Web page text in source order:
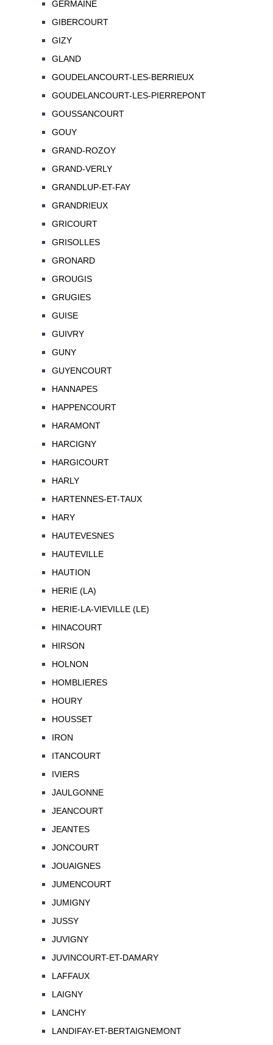
GERMAINE
GIBERCOURT
GIZY
GLAND
GOUDELANCOURT-LES-BERRIEUX
GOUDELANCOURT-LES-PIERREPONT
GOUSSANCOURT
GOUY
GRAND-ROZOY
GRAND-VERLY
GRANDLUP-ET-FAY
GRANDRIEUX
GRICOURT
GRISOLLES
GRONARD
GROUGIS
GRUGIES
GUISE
GUIVRY
GUNY
GUYENCOURT
HANNAPES
HAPPENCOURT
HARAMONT
HARCIGNY
HARGICOURT
HARLY
HARTENNES-ET-TAUX
HARY
HAUTEVESNES
HAUTEVILLE
HAUTION
HERIE (LA)
HERIE-LA-VIEVILLE (LE)
HINACOURT
HIRSON
HOLNON
HOMBLIERES
HOURY
HOUSSET
IRON
ITANCOURT
IVIERS
JAULGONNE
JEANCOURT
JEANTES
JONCOURT
JOUAIGNES
JUMENCOURT
JUMIGNY
JUSSY
JUVIGNY
JUVINCOURT-ET-DAMARY
LAFFAUX
LAIGNY
LANCHY
LANDIFAY-ET-BERTAIGNEMONT